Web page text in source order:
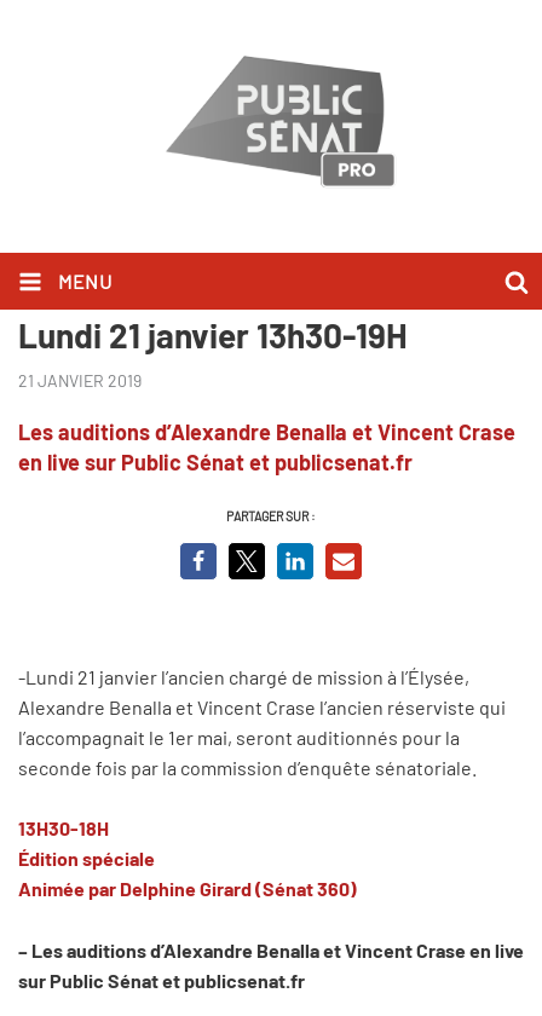
MENU
Édition spéciale Affaire Benalla -
Lundi 21 janvier 13h30-19H
21 JANVIER 2019
Les auditions d’Alexandre Benalla et Vincent Crase
en live sur Public Sénat et publicsenat.fr
PARTAGER SUR :
-Lundi 21 janvier l’ancien chargé de mission à l’Élysée,
Alexandre Benalla et Vincent Crase l’ancien réserviste qui
l’accompagnait le 1er mai, seront auditionnés pour la
seconde fois par la commission d’enquête sénatoriale.
13H30-18H
Édition spéciale
Animée par Delphine Girard (Sénat 360)
– Les auditions d’Alexandre Benalla et Vincent Crase en live
sur Public Sénat et publicsenat.fr